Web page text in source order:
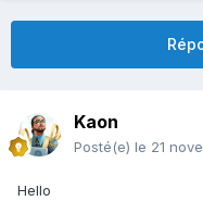
Kaon
Posté(e) le 21
Hello